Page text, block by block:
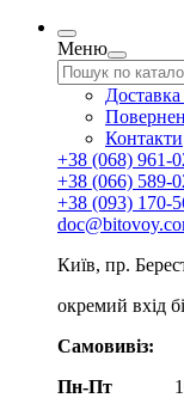
Меню
Доставка
Контакти
+38 (068) 961-
+38 (066) 589-
+38 (093) 170-
Київ, пр.
окремий вхід
Самовивіз:
Пн-Пт